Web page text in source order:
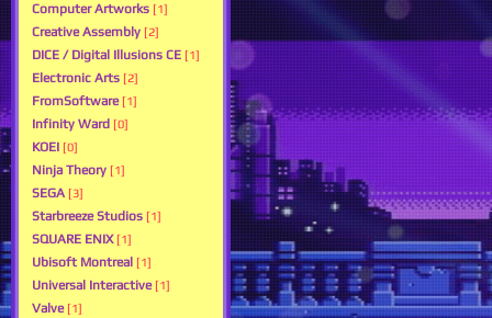
Computer Artworks [1]
Creative Assembly [2]
DICE / Digital Illusions CE [1]
Electronic Arts [2]
FromSoftware [1]
Infinity Ward [0]
KOEI [0]
Ninja Theory [1]
SEGA [3]
Starbreeze Studios [1]
SQUARE ENIX [1]
Ubisoft Montreal [1]
Universal Interactive [1]
Valve [1]